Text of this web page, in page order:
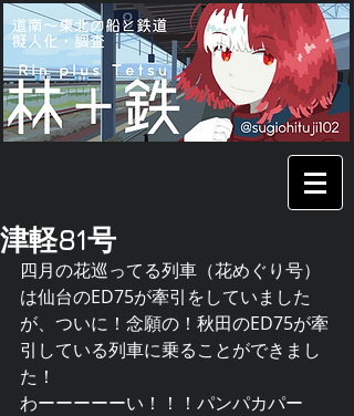
津軽81号
四月の花巡ってる列車（花めぐり号）
は仙台のED75が牽引をしていました
が、ついに！念願の！秋田のED75が牽
引している列車に乗ることができまし
た！
わーーーーーい！！！パンパカパー